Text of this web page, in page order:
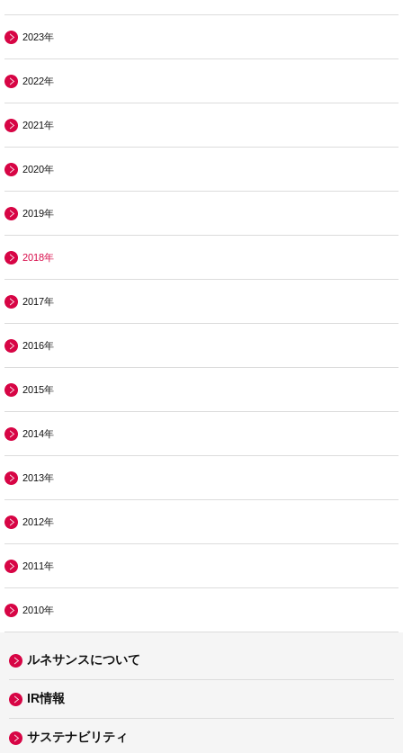
2023年
2022年
2021年
2020年
2019年
2018年
2017年
2016年
2015年
2014年
2013年
2012年
2011年
2010年
ルネサンスについて
IR情報
サステナビリティ